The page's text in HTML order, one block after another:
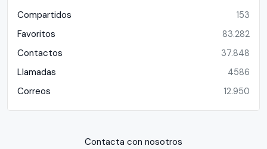
Compartidos 153
Favoritos 83.282
Contactos 37.848
Llamadas 4586
Correos 12.950
Contacta con nosotros